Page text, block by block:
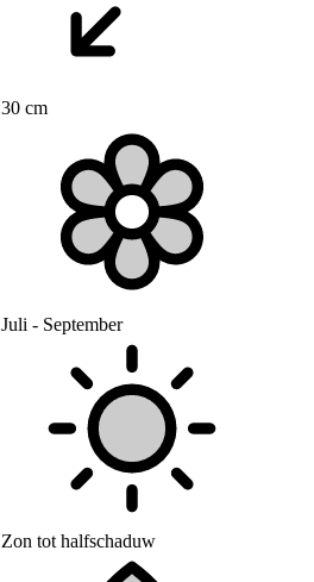
30 cm
Juli - September
Zon tot halfschaduw